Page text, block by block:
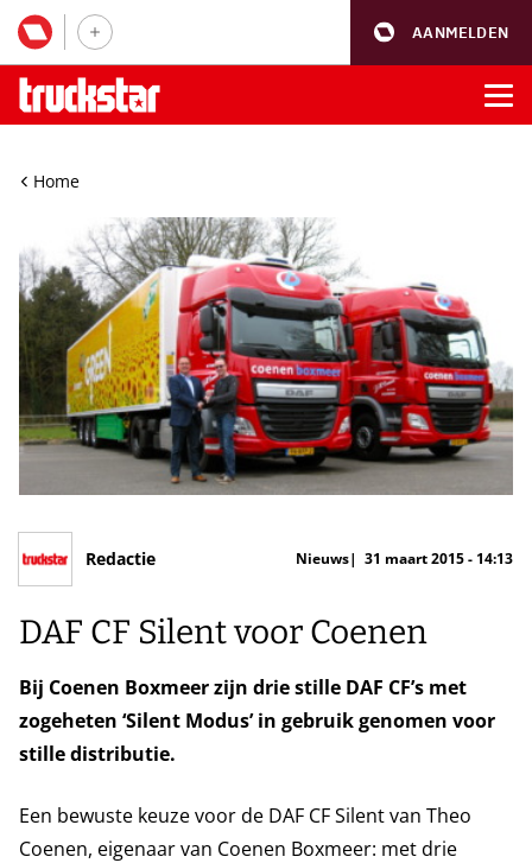
AANMELDEN
Home
Redactie Nieuws 31 maart 2015 - 14:13
DAF CF Silent voor Coenen
Bij Coenen Boxmeer zijn drie stille DAF CF’s met
zogeheten ‘Silent Modus’ in gebruik genomen voor
stille distributie.
Een bewuste keuze voor de DAF CF Silent van Theo
Coenen, eigenaar van Coenen Boxmeer: met drie